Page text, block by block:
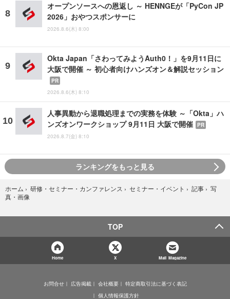
オープンソースへの恩返し ～ HENNGEが「PyCon JP
2026」おやつスポンサーに
2026.8.6(木) 8:00
Okta Japan「さわってみようAuth0！」を9月11日に
大阪で開催 ～ 初心者向けハンズオン＆解説セッション
PR
2026.8.6(木) 8:10
人事異動から退職処理までの実務を体験 ～「Okta」ハ
ンズオンワークショップ 9月11日 大阪で開催 PR
2026.8.7(金) 8:10
ランキングをもっと見る
ホーム › 研修・セミナー・カンファレンス › セミナー・イベント › 記事 › 写
真・画像
TOP
Home X Mail Magazine
お問合せ 広告掲載 会社概要
特定商取引法に基づく表記
個人情報保護方針